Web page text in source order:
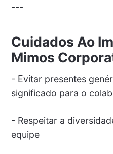
---
Cuidados Ao
Mimos
- Evitar presentes
significado para o
- Respeitar a
equipe